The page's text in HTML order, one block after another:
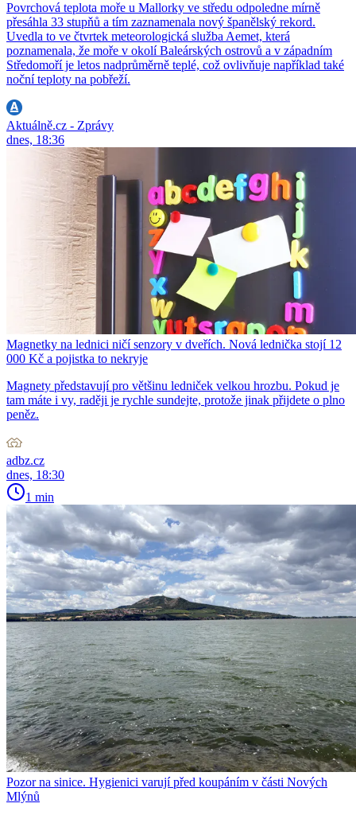
Povrchová teplota moře u Mallorky ve středu odpoledne mírně
přesáhla 33 stupňů a tím zaznamenala nový španělský rekord.
Uvedla to ve čtvrtek meteorologická služba Aemet, která
poznamenala, že moře v okolí Baleárských ostrovů a v západním
Středomoří je letos nadprůměrně teplé, což ovlivňuje například také
noční teploty na pobřeží.
Aktuálně.cz - Zprávy
dnes, 18:36
Magnetky na lednici ničí senzory v dveřích. Nová lednička stojí 12
000 Kč a pojistka to nekryje
Magnety představují pro většinu ledniček velkou hrozbu. Pokud je
tam máte i vy, raději je rychle sundejte, protože jinak přijdete o plno
peněz.
adbz.cz
dnes, 18:30
1 min
Pozor na sinice. Hygienici varují před koupáním v části Nových
Mlýnů